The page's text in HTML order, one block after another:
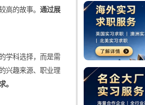
己过去的经历及其对自身成长
的相关性较高的故事。
通过展
仅仅是面的学科选择，而是需
在该领域的兴趣来源、职业理